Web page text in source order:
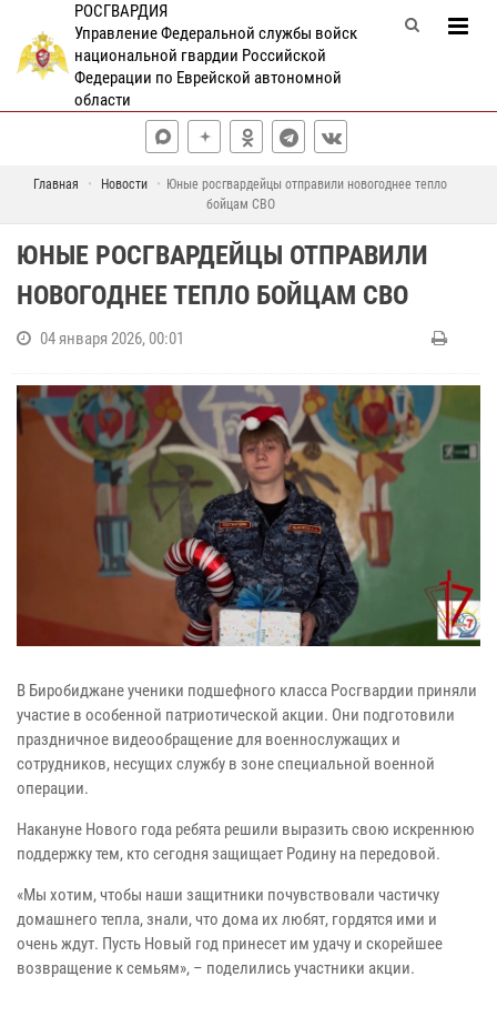
РОСГВАРДИЯ
Управление Федеральной службы войск
национальной гвардии Российской
Федерации по Еврейской автономной
области
Главная Новости
Юные росгвардейцы отправили новогоднее тепло
бойцам СВО
ЮНЫЕ РОСГВАРДЕЙЦЫ ОТПРАВИЛИ
НОВОГОДНЕЕ ТЕПЛО БОЙЦАМ СВО
04 января 2026, 00:01
В Биробиджане ученики подшефного класса Росгвардии приняли
участие в особенной патриотической акции. Они подготовили
праздничное видеообращение для военнослужащих и
сотрудников, несущих службу в зоне специальной военной
операции.
Накануне Нового года ребята решили выразить свою искреннюю
поддержку тем, кто сегодня защищает Родину на передовой.
«Мы хотим, чтобы наши защитники почувствовали частичку
домашнего тепла, знали, что дома их любят, гордятся ими и
очень ждут. Пусть Новый год принесет им удачу и скорейшее
возвращение к семьям», – поделились участники акции.